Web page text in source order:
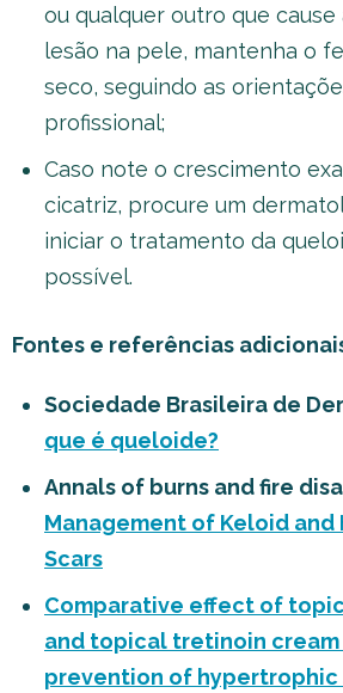
ou qualquer outro que
lesão na pele, mantenha o
seco, seguindo as
profissional;
Caso note o crescimento
cicatriz, procure um
iniciar o tratamento da
possível.
Fontes e referências
Sociedade Brasileira de
que é queloide?
Annals of burns and fire
Management of Keloid
Scars
Comparative effect of
and topical tretinoin
prevention of hypertrophic